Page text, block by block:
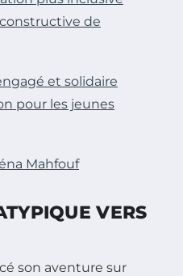
de
et solidaire
pour les jeunes
Mahfouf
VERS
son aventure sur